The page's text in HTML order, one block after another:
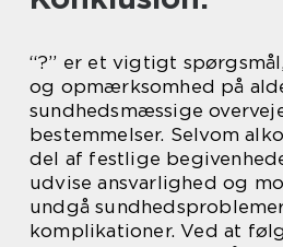
“?” er et vigtigt
og opmærksomhed på
sundhedsmæssige
bestemmelser. Selvom
del af festlige
udvise ansvarlighed og
undgå
komplikationer. Ved at